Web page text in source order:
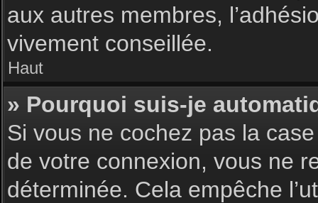
aux autres membres,
vivement conseillée.
Haut
» Pourquoi suis-je
Si vous ne cochez pas la
de votre connexion, vous ne
déterminée. Cela empêche